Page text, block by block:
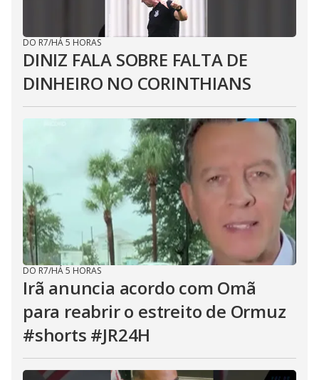
DO R7/HÁ 5 HORAS
DINIZ FALA SOBRE FALTA DE
DINHEIRO NO CORINTHIANS
DO R7/HÁ 5 HORAS
Irã anuncia acordo com Omã
para reabrir o estreito de Ormuz
#shorts #JR24H